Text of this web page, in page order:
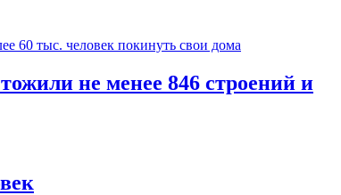
не менее 846 строений и